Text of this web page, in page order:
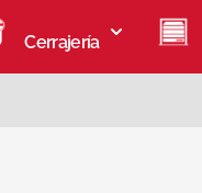
Cerrajería